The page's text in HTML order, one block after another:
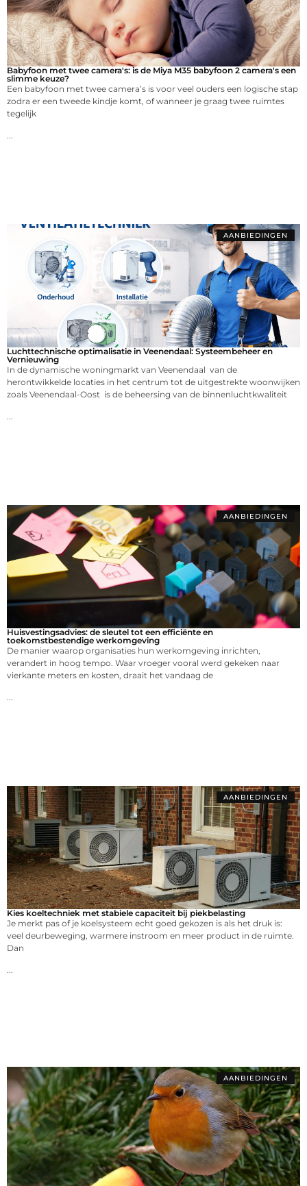
Babyfoon met twee camera's: is de Miya M35 babyfoon 2 camera's een
slimme keuze?
Een babyfoon met twee camera’s is voor veel ouders een logische stap
zodra er een tweede kindje komt, of wanneer je graag twee ruimtes
tegelijk
...
AANBIEDINGEN
Luchttechnische optimalisatie in Veenendaal: Systeembeheer en
Vernieuwing
In de dynamische woningmarkt van Veenendaal van de
herontwikkelde locaties in het centrum tot de uitgestrekte woonwijken
zoals Veenendaal-Oost is de beheersing van de binnenluchtkwaliteit
...
AANBIEDINGEN
Huisvestingsadvies: de sleutel tot een efficiënte en
toekomstbestendige werkomgeving
De manier waarop organisaties hun werkomgeving inrichten,
verandert in hoog tempo. Waar vroeger vooral werd gekeken naar
vierkante meters en kosten, draait het vandaag de
...
AANBIEDINGEN
Kies koeltechniek met stabiele capaciteit bij piekbelasting
Je merkt pas of je koelsysteem echt goed gekozen is als het druk is:
veel deurbeweging, warmere instroom en meer product in de ruimte.
Dan
...
AANBIEDINGEN